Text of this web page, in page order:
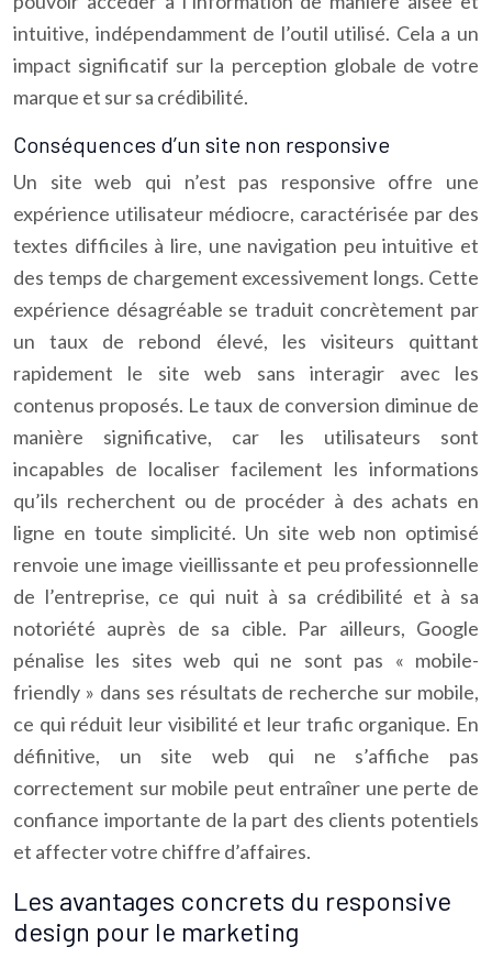
intuitive, indépendamment de l’outil utilisé. Cela a un
impact significatif sur la perception globale de votre
marque et sur sa crédibilité.
Conséquences d’un site non responsive
Un site web qui n’est pas responsive offre une
expérience utilisateur médiocre, caractérisée par des
textes difficiles à lire, une navigation peu intuitive et
des temps de chargement excessivement longs. Cette
expérience désagréable se traduit concrètement par
un taux de rebond élevé, les visiteurs quittant
rapidement le site web sans interagir avec les
contenus proposés. Le taux de conversion diminue de
manière significative, car les utilisateurs sont
incapables de localiser facilement les informations
qu’ils recherchent ou de procéder à des achats en
ligne en toute simplicité. Un site web non optimisé
renvoie une image vieillissante et peu professionnelle
de l’entreprise, ce qui nuit à sa crédibilité et à sa
notoriété auprès de sa cible. Par ailleurs, Google
pénalise les sites web qui ne sont pas « mobile-
friendly » dans ses résultats de recherche sur mobile,
ce qui réduit leur visibilité et leur trafic organique. En
définitive, un site web qui ne s’affiche pas
correctement sur mobile peut entraîner une perte de
confiance importante de la part des clients potentiels
et affecter votre chiffre d’affaires.
Les avantages concrets du responsive
design pour le marketing